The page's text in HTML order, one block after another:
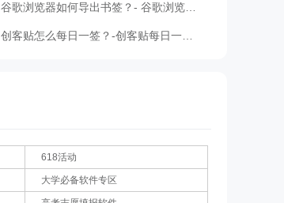
谷歌浏览器如何导出书签？- 谷歌浏览器导出书签方法
创客贴怎么每日一签？-创客贴每日一签的方法
618活动
大学必备软件专区